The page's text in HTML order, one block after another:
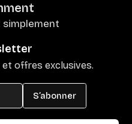
simplement
offres exclusives.
S’abonner